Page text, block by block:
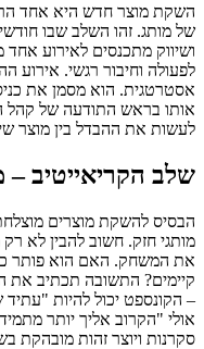
השקת מוצר חדש היא אחד
של מותג. זהו השלב שבו
ושיווק מתכנסים לאירוע
לפעולה וחיבור רגשי. אירוע
אסטרטגית. הוא מסמן את
אותו בראש התודעה של קהל
לעשות את ההבדל בין מוצר
שלב הקריאייטיב –
הבסיס להשקת מוצרים
מותגי חזק. חשוב להבין לא
את המשחק. האם הוא פותר
קיימים? התשובה תכתיב את
– הקונספט יכול להיות
אולי "הקרוב אליך יותר
סקרנות ויוצר זהות מובהקת